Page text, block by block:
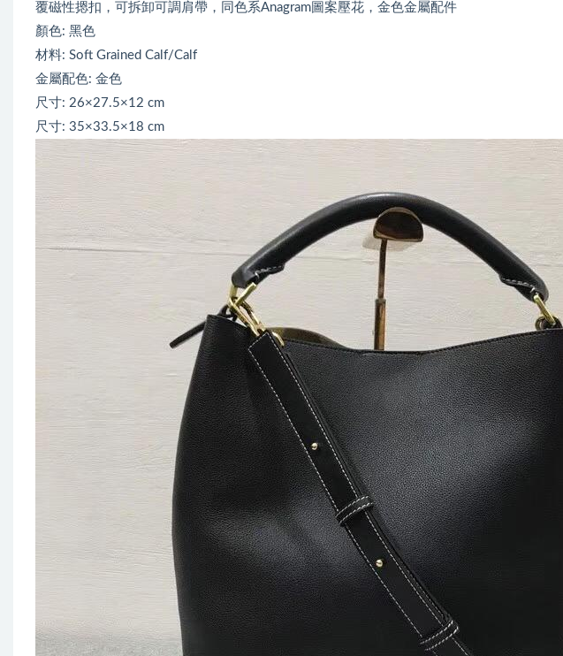
覆磁性摁扣，可拆卸可調肩帶，同色系Anagram圖案壓花，金色金屬配件
顏色: 黑色
材料: Soft Grained Calf/Calf
金屬配色: 金色
尺寸: 26×27.5×12 cm
尺寸: 35×33.5×18 cm